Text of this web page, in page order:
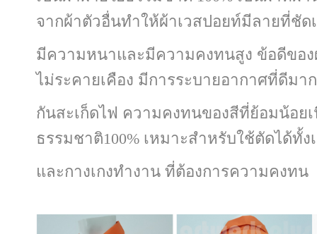
จากผ้าตัวอื่นทำให้ผ้าเวสปอยท์มีลายที่ชัด
มีความหนาและมีความคงทนสูง ข้อดีขอ
ไม่ระคายเคือง มีการระบายอากาศที่ดีมา
กันสะเก็ดไฟ ความคงทนของสีที่ย้อมน้อยเ
ธรรมชาติ100% เหมาะสำหรับใช้ตัดได้ทั้ง
และกางเกงทำงาน ที่ต้องการความคงทน